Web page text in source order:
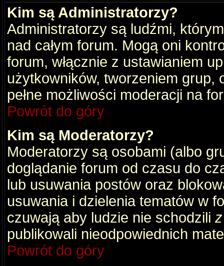
Kim są Administratorzy?
Administratorzy są ludźmi,
nad całym forum. Mogą oni
forum, włącznie z ustawianiem
użytkowników, tworzeniem grup,
pełne możliwości moderacji na
Powrót do góry
Kim są Moderatorzy?
Moderatorzy są osobami (albo
doglądanie forum od czasu do
lub usuwania postów oraz
usuwania i dzielenia tematów w
czuwają aby ludzie nie schodzili
publikowali nieodpowiednich
Powrót do góry